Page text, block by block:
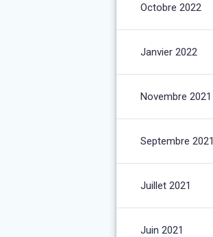
Octobre 2022
Janvier 2022
Novembre 2021
Septembre 2021
Juillet 2021
Juin 2021